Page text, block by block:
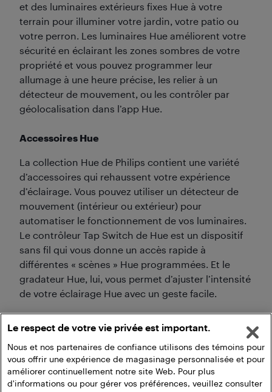
et des luminaires extérieurs fixes Hue à votre
terrain pour illuminer votre jardin, votre patio ou
votre perron. Les luminaires Hue améliorent votre
sécurité en éclairant les zones sombres de votre
propriété et vous pouvez programmer leur
allumage à une heure précise, les relier à un
détecteur de mouvement, ou les contrôler par
géolocalisation dans l’app Hue.
Accessoires Hue
La collection Hue de Philips contient une variété
d’accessoires qui rehaussent votre expérience
d’éclairage. Vous pouvez utiliser un détecteur de
mouvement (intérieur ou extérieur) pour
automatiser le fonctionnement de vos luminaires.
Le contrôleur Tap Switch de Hue est un dispositif
sans fil qui vous donne un accès rapide à
différentes « scènes » Hue programmées. Et le
gradateur Hue, lui, vous permet d’ajuster l’intensité
de votre éclairage Hue avec un geste facile.
Grâce à toutes ces variétés de solutions
d’éclairage Hue de Philips, vous pourrez baigner
votre foyer dans une lumière chaleureuse, colorée
et intelligente.
Le respect de votre vie privée est important.
Nous et nos partenaires de confiance utilisons des témoins pour
vous offrir une expérience de magasinage personnalisée et pour
améliorer continuellement notre site Web. Pour plus
d'informations ou pour gérer vos préférences, veuillez consulter